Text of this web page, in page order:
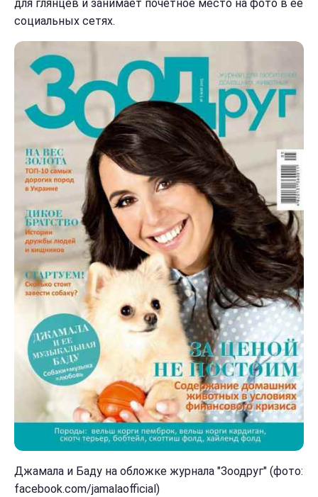
для глянцев и занимает почетное место на фото в ее
социальных сетях.
Джамала и Баду на обложке журнала "Зоодруг" (фото:
facebook.com/jamalaofficial)